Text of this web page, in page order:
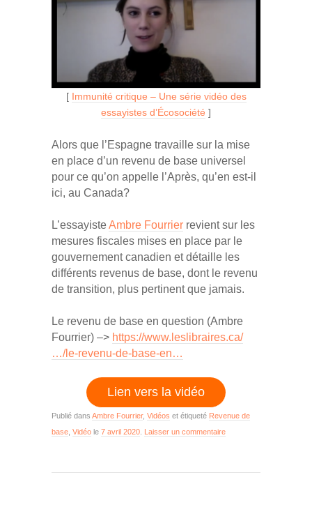
[ Immunité critique – Une série vidéo des
essayistes d’Écosociété ]
Alors que l’Espagne travaille sur la mise
en place d’un revenu de base universel
pour ce qu’on appelle l’Après, qu’en est-il
ici, au Canada?
L’essayisteAmbre Fourrier revient sur les
mesures fiscales mises en place par le
gouvernement canadien et détaille les
différents revenus de base, dont le revenu
de transition, plus pertinent que jamais.
Le revenu de base en question (Ambre
Fourrier) –> https://www.leslibraires.ca/
…/le-revenu-de-base-en…
Lien vers la vidéo
Publié dans Ambre Fourrier, Vidéos et étiqueté Revenue de
base Vidéo le 7 avril 2020 Laisser un commentaire